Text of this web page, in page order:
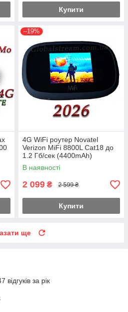
Купити
–19%
4G WiFi роутер Novatel
Verizon MiFi 8800L Cat18 до
1.2 Гб/сек (4400mAh)
(KS,VD,Life) Укр+Pro ( прош.
2026р.)
В наявності
2 099 ₴ 2 599 ₴
Купити
ще
за рік